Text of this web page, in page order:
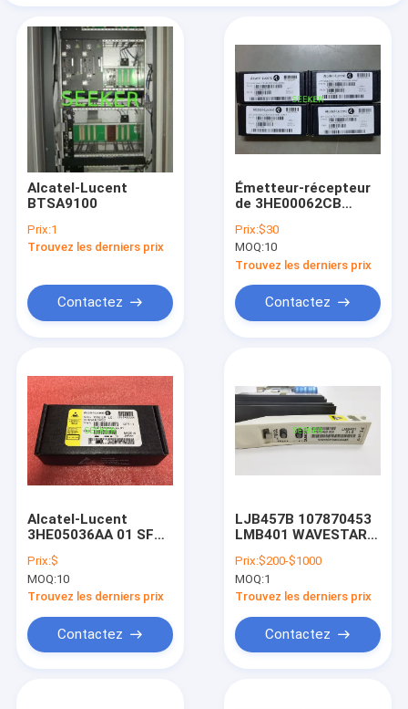
Alcatel-Lucent
BTSA9100
Prix:1
Trouvez les derniers prix
Contactez
Émetteur-récepteur
de 3HE00062CB
SFP (cuivre, 100m,
RJ-45) Alcatel-
Lucent Nokia
Prix:$30
MOQ:10
Trouvez les derniers prix
Contactez
Alcatel-Lucent
3HE05036AA 01 SFP+
Prix:$
MOQ:10
Trouvez les derniers prix
Contactez
LJB457B 107870453
LMB401 WAVESTAR
PUISSANCE ET TMG
CP ALCATEL-LUCENT
Prix:$200-$1000
MOQ:1
Trouvez les derniers prix
Contactez